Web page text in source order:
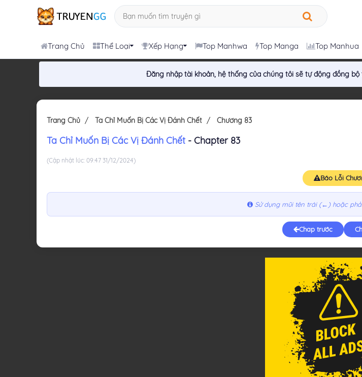
Trang Chủ Thể Loại Xếp Hạng Top Manhwa Top Manga Top Manhua
Đăng nhập tài khoản, hệ thống của chúng tôi sẽ tự động đồng bộ
Trang Chủ Ta Chỉ Muốn Bị Các Vị Đánh Chết Chương 83
Ta Chỉ Muốn Bị Các Vị Đánh Chết- Chapter 83
(Cập nhật lúc: 09:47 31/12/2024)
Báo Lỗi
Sử dụng mũi tên trái (←) hoặc
Chap trước